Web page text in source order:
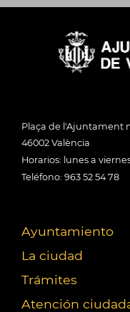
Plaça de l'Ajuntament
46002 València
Horarios: lunes a
Teléfono: 963 52 54 78
Ayuntamiento
La ciudad
Trámites
Atención